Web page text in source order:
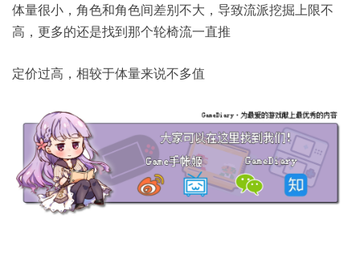
体量很小，角色和角色间差别不大，导致流派挖掘上限不
高，更多的还是找到那个轮椅流一直推
定价过高，相较于体量来说不多值